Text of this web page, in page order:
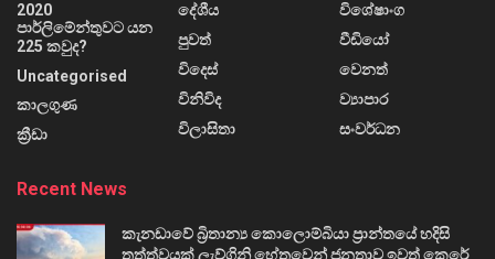
2020
පාර්ලිමේන්තුවට යන
225 කවුද?
Uncategorised
කාලගුණ
ක්‍රීඩා
දේශීය
පුවත්
විදෙස්
විනිවිද
විලාසිතා
විශේෂාංග
වීඩියෝ
වෙනත්
ව්‍යාපාර
සංවර්ධන
Recent News
කැනඩාවේ බ්‍රිතාන්‍ය කොලොම්බියා ප්‍රාන්තයේ හදිසි
තත්ත්වයක් ලැව්ගිනි හේතුවෙන් ජනතාව ඉවත් කෙරේ